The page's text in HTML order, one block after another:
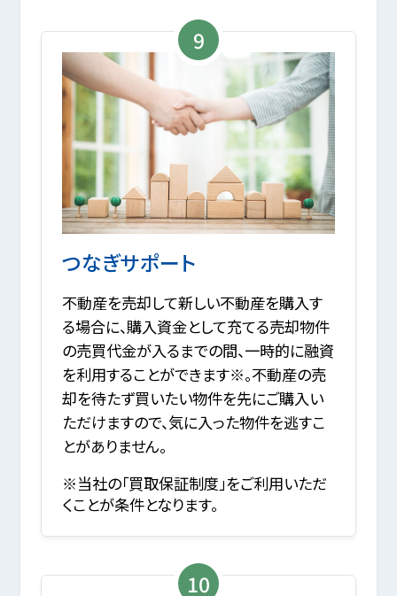
9
つなぎサポート
不動産を売却して新しい不動産を購入す
る場合に、購入資金として充てる売却物件
の売買代金が入るまでの間、一時的に融資
を利用することができます※。不動産の売
却を待たず買いたい物件を先にご購入い
ただけますので、気に入った物件を逃すこ
とがありません。
※当社の「買取保証制度」をご利用いただ
くことが条件となります。
10